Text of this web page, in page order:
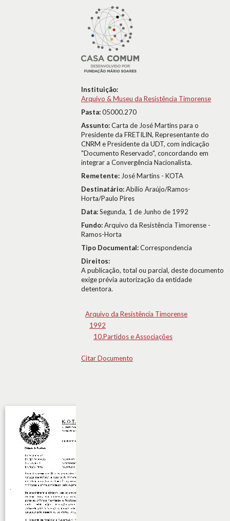
Instituição:
Arquivo & Museu da Resistência Timorense
Pasta:05000.270
Assunto:Carta de José Martins para o
Presidente da FRETILIN, Representante do
CNRM e Presidente da UDT, com indicação
"Documento Reservado", concordando em
integrar a Convergência Nacionalista.
Remetente: José Martins - KOTA
Destinatário:Abílio Araújo/Ramos-
Horta/Paulo Pires
Data:Segunda, 1 de Junho de 1992
Fundo:Arquivo da Resistência Timorense -
Ramos-Horta
Tipo Documental:Correspondencia
Direitos:
A publicação, total ou parcial, deste documento
exige prévia autorização da entidade
detentora.
Arquivo da Resistência Timorense
1992
10.Partidos e Associações
Citar Documento